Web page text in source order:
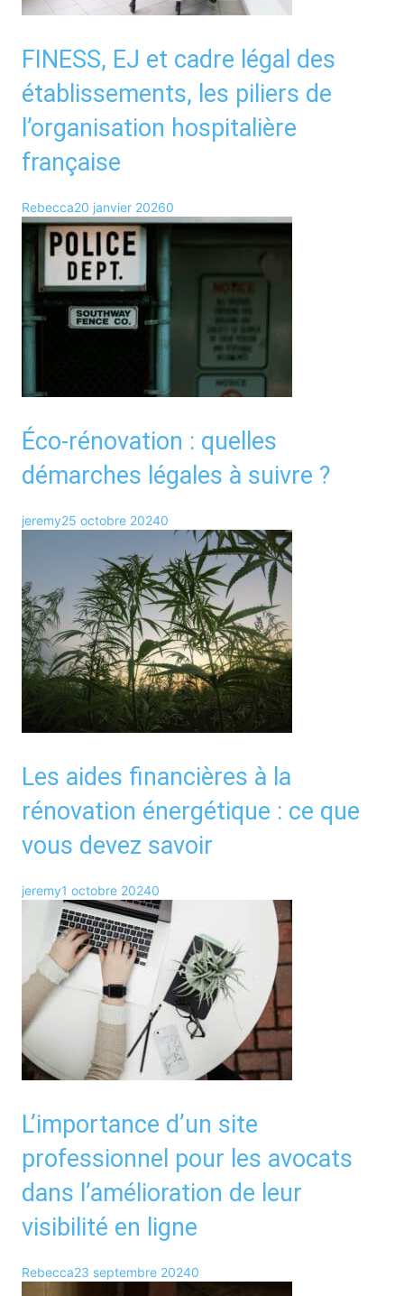
FINESS, EJ et cadre légal des
établissements, les piliers de
l’organisation hospitalière
française
Rebecca20 janvier 20260
Éco-rénovation : quelles
démarches légales à suivre ?
jeremy25 octobre 20240
Les aides financières à la
rénovation énergétique : ce que
vous devez savoir
jeremy1 octobre 20240
L’importance d’un site
professionnel pour les avocats
dans l’amélioration de leur
visibilité en ligne
Rebecca23 septembre 20240